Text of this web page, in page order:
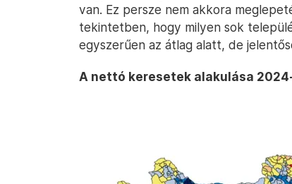
van. Ez persze nem akkora
tekintetben, hogy milyen sok
egyszerűen az átlag alatt, de
A nettó keresetek alakulása